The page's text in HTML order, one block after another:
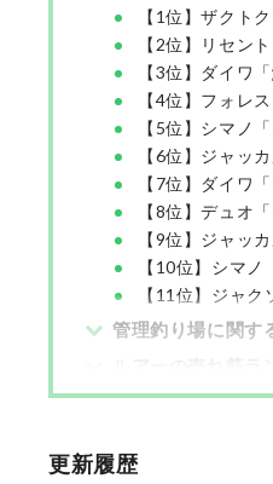
【1位】ザクト
【2位】リセン
【3位】ダイワ
【4位】フォレ
【5位】シマノ
【6位】ジャッ
【7位】ダイワ
【8位】デュオ
【9位】ジャッ
【10位】シマ
【11位】ジャ
管理釣り場に関す
更新履歴